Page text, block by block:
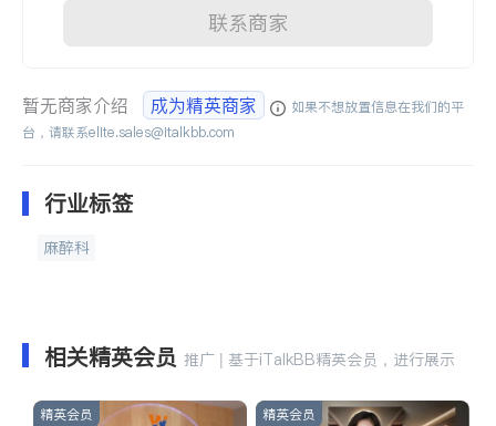
联系商家
暂无商家介绍 成为精英商家
如果不想放置信息在我们的平
台，请联系elite.sales@italkbb.com
行业标签
麻醉科
相关精英会员 推广 | 基于iTalkBB精英会员，进行展示
精英会员 精英会员